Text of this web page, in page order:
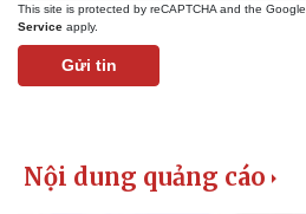
This site is protected by reCAPTCHA and the Google
Service apply.
Gửi tin